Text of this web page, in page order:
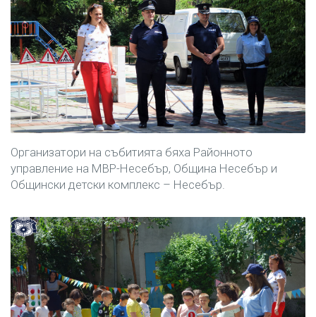
Организатори на събитията бяха Районното
управление на МВР-Несебър, Община Несебър и
Общински детски комплекс – Несебър.